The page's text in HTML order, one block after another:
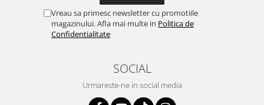
Sport & Activitati in aer liber
Accesorii antrenament
Accesorii Fitness
Vreau sa primesc newsletter cu promotiile
magazinului. Afla mai multe in Politica de
Confidentialitate
SOCIAL
Urmareste-ne in social media